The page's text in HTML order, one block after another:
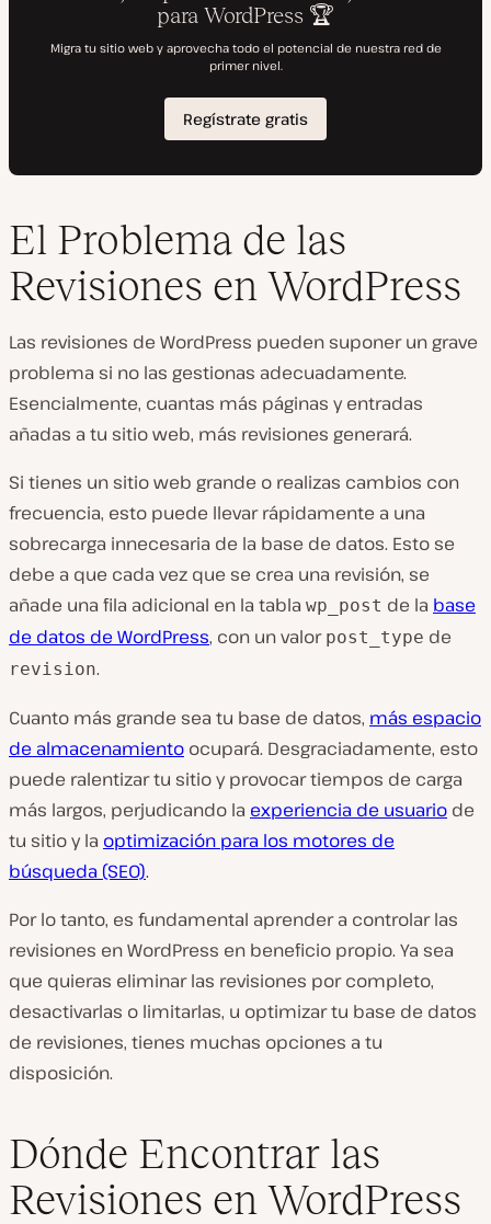
El Problema de las
Revisiones en WordPress
Las revisiones de WordPress pueden suponer un grave
problema si no las gestionas adecuadamente.
Esencialmente, cuantas más páginas y entradas
añadas a tu sitio web, más revisiones generará.
Si tienes un sitio web grande o realizas cambios con
frecuencia, esto puede llevar rápidamente a una
sobrecarga innecesaria de la base de datos. Esto se
debe a que cada vez que se crea una revisión, se
añade una fila adicional en la tabla wp_post de la base
de datos de WordPress, con un valor post_type de
revision.
Cuanto más grande sea tu base de datos, más espacio
de almacenamiento ocupará. Desgraciadamente, esto
puede ralentizar tu sitio y provocar tiempos de carga
más largos, perjudicando la experiencia de usuario de
tu sitio y la optimización para los motores de
búsqueda (SEO).
Por lo tanto, es fundamental aprender a controlar las
revisiones en WordPress en beneficio propio. Ya sea
que quieras eliminar las revisiones por completo,
desactivarlas o limitarlas, u optimizar tu base de datos
de revisiones, tienes muchas opciones a tu
disposición.
Dónde Encontrar las
Revisiones en WordPress